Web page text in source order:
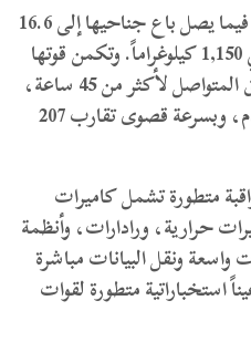
يبلغ طول الطائرة نحو 8.5 أمتار، فيما يصل باع جناحيها إلى 16.6
متراً، وأقصى وزن للإقلاع حوالي 1,150 كيلوغراماً. وتكمن قوتها
الحقيقية في قدرتها على التحليق المتواصل لأكثر من 45 ساعة،
على ارتفاع يصل إلى 35 ألف قدم، وبسرعة قصوى تقارب 207
مراقبة متطورة تشمل كاميرات
حرارية، ورادارات، وأنظمة
ونقل البيانات مباشرة
استخباراتية متطورة لقوات